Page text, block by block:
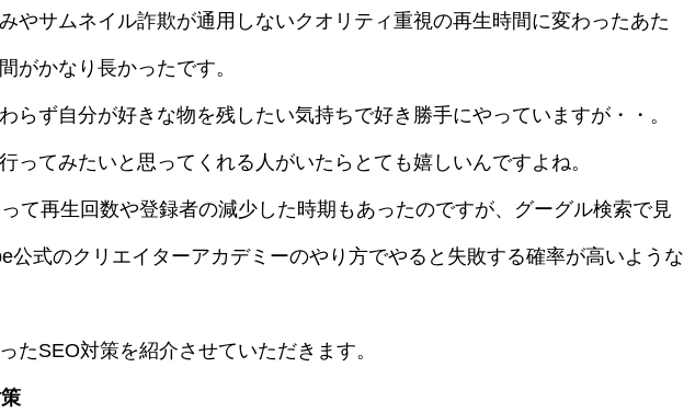
やサムネイル詐欺が通用しないクオリティ重視の再生時間に変わったあた
がかなり長かったです。
らず自分が好きな物を残したい気持ちで好き勝手にやっていますが・・。
ってみたいと思ってくれる人がいたらとても嬉しいんですよね。
て再生回数や登録者の減少した時期もあったのですが、グーグル検索で見
公式のクリエイターアカデミーのやり方でやると失敗する確率が高いような
たSEO対策を紹介させていただきます。